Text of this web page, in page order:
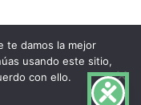
por BSG Spain
te damos la mejor
usando este sitio,
con ello.